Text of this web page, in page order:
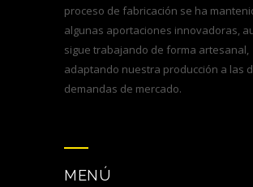
proceso de fabricación se ha
algunas aportaciones innovadoras,
sigue trabajando de forma artesanal,
adaptando nuestra producción a las
demandas de mercado.
MENÚ